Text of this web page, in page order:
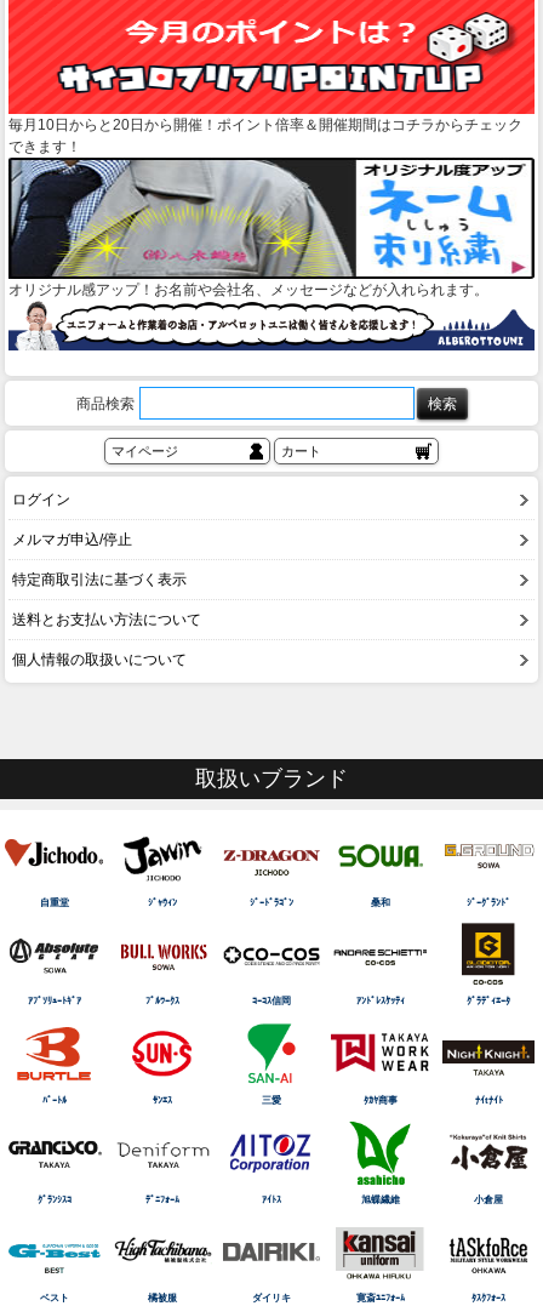
毎月10日からと20日から開催！ポイント倍率＆開催期間はコチラからチェック
できます！
オリジナル感アップ！お名前や会社名、メッセージなどが入れられます。
商品検索
マイページ カート
ログイン
メルマガ申込/停止
特定商取引法に基づく表示
送料とお支払い方法について
個人情報の取扱いについて
取扱いブランド
自重堂 ｼﾞｬｳｨﾝ ｼﾞｰﾄﾞﾗｺﾞﾝ 桑和 ｼﾞｰｸﾞﾗﾝﾄﾞ
ｱﾌﾞｿﾘｭｰﾄｷﾞｱ ﾌﾞﾙﾜｰｸｽ ｺｰｺｽ信岡 ｱﾝﾄﾞﾚｽｹｯﾃｨ ｸﾞﾗﾃﾞｨｴｰﾀ
ﾊﾞｰﾄﾙ ｻﾝｴｽ 三愛 ﾀｶﾔ商事 ﾅｲtﾅｲﾄ
ｸﾞﾗﾝｼｽｺ ﾃﾞﾆﾌｫｰﾑ ｱｲﾄｽ 旭蝶繊維 小倉屋
ベスト 橘被服 ダイリキ 寛斎ﾕﾆﾌｫｰﾑ ﾀｽｸﾌｫｰｽ